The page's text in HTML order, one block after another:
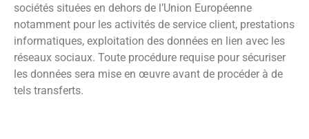
sociétés situées en dehors de l’Union Européenne
notamment pour les activités de service client, prestations
informatiques, exploitation des données en lien avec les
réseaux sociaux. Toute procédure requise pour sécuriser
les données sera mise en œuvre avant de procéder à de
tels transferts.